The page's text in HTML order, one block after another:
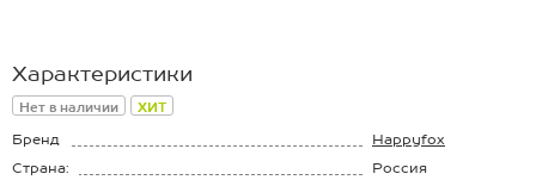
Характеристики
Нет в наличии ХИТ
Бренд
Happyfox
Страна:
Россия